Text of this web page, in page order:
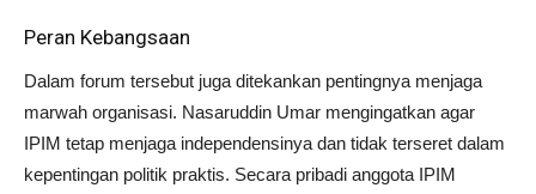
Peran Kebangsaan
Dalam forum tersebut juga ditekankan pentingnya menjaga
marwah organisasi. Nasaruddin Umar mengingatkan agar
IPIM tetap menjaga independensinya dan tidak terseret dalam
kepentingan politik praktis. Secara pribadi anggota IPIM